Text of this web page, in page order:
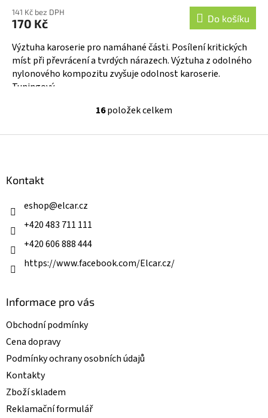
141 Kč bez DPH
170 Kč Do košíku
Výztuha karoserie pro namáhané části. Posílení kritických
míst při převrácení a tvrdých nárazech. Výztuha z odolného
nylonového kompozitu zvyšuje odolnost karoserie.
Tuningový...
O
l
v
16položek celkem
Kontakt
eshop@elcar.cz
+420 483 711 111
+420 606 888 444
https://www.facebook.com/Elcar.cz/
Informace pro vás
Obchodní podmínky
Cena dopravy
Podmínky ochrany osobních údajů
Kontakty
Zboží skladem
Reklamační formulář